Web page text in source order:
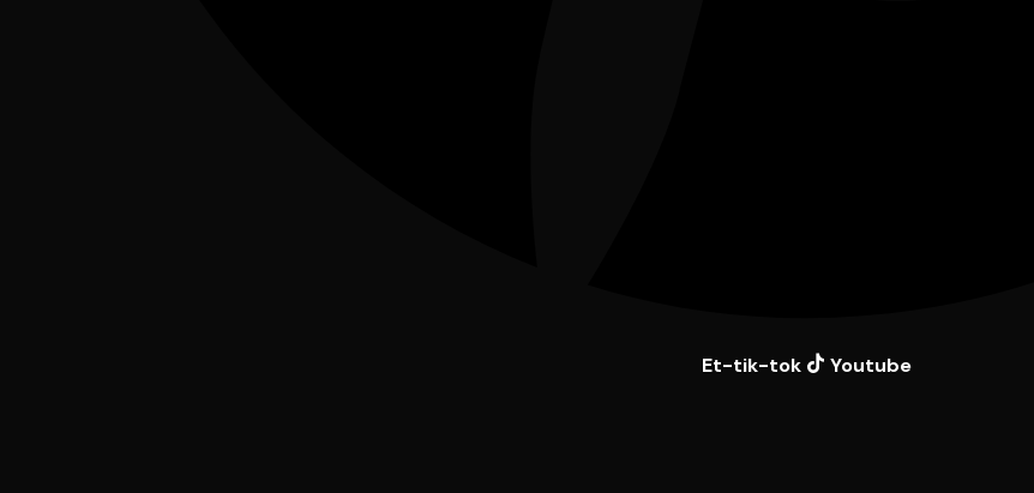
Et-tik-tok Youtube